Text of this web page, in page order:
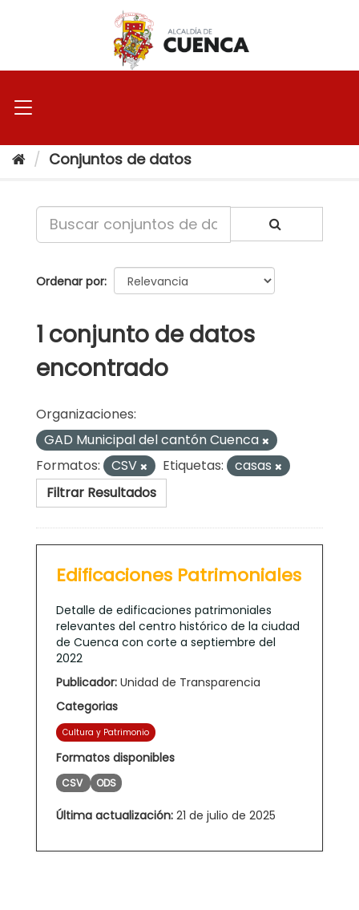
Conjuntos de datos
Ordenar por
1 conjunto de datos
encontrado
Organizaciones:
GAD Municipal del cantón Cuenca
Formatos:
CSV Etiquetas:
casas
Filtrar Resultados
Edificaciones Patrimoniales
Detalle de edificaciones patrimoniales
relevantes del centro histórico de la ciudad
de Cuenca con corte a septiembre del
2022
Publicador: Unidad de Transparencia
Categorias
Cultura y Patrimonio
Formatos disponibles
CSV ODS
Última actualización: 21 de julio de 2025